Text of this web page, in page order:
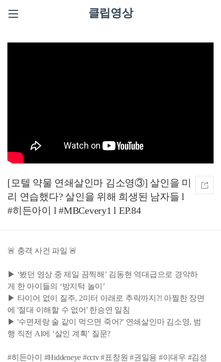
클립영상
[모텔 약물 연쇄살인마 김소영③] 살인을 미
리 연습했다? 살인을 위해 희생된 남자들 l
#히든아이 l #MBCevery1 l EP.84
🚨 충격 사건 파일 🚨
▶ ‘봤던 영상 중 제일 끔찍해’ 김동현 역대급으로 경악하
게 한 아이들의 ‘방지턱 놀이’
▶ 타이어 없이 질주, 2미터 아래로 추락까지?! 아찔한 장면
에 '절대 이해할 수 없어' 한승연 일침
▶ '수면제랑 술 같이 먹으면 죽어?' 연쇄살인마 김소영, 범
행 직전 AI에 ‘살인 계획’ 질문?
#히든아이 #Hiddeneye #cctv #표창원 #권일용 #이대우 #김성